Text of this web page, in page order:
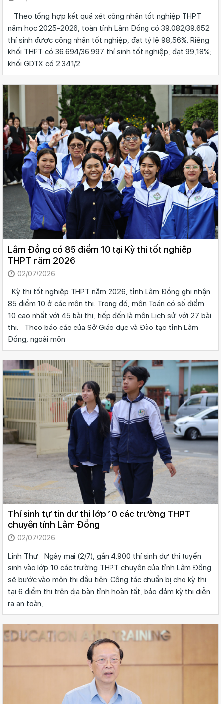
Theo tổng hợp kết quả xét công nhận tốt nghiệp THPT
năm học 2025-2026, toàn tỉnh Lâm Đồng có 39.082/39.652
thí sinh được công nhận tốt nghiệp, đạt tỷ lệ 98,56%. Riêng
khối THPT có 36.694/36.997 thí sinh tốt nghiệp, đạt 99,18%;
khối GDTX có 2.341/2
Lâm Đồng có 85 điểm 10 tại Kỳ thi tốt nghiệp
THPT năm 2026
02/07/2026
Kỳ thi tốt nghiệp THPT năm 2026, tỉnh Lâm Đồng ghi nhận
85 điểm 10 ở các môn thi. Trong đó, môn Toán có số điểm
10 cao nhất với 45 bài thi, tiếp đến là môn Lịch sử với 27 bài
thi. Theo báo cáo của Sở Giáo dục và Đào tạo tỉnh Lâm
Đồng, ngoài môn
Thí sinh tự tin dự thi lớp 10 các trường THPT
chuyên tỉnh Lâm Đồng
02/07/2026
Linh Thư Ngày mai (2/7), gần 4.900 thí sinh dự thi tuyển
sinh vào lớp 10 các trường THPT chuyên của tỉnh Lâm Đồng
sẽ bước vào môn thi đầu tiên. Công tác chuẩn bị cho kỳ thi
tại 6 điểm thi trên địa bàn tỉnh hoàn tất, bảo đảm kỳ thi diễn
ra an toàn,